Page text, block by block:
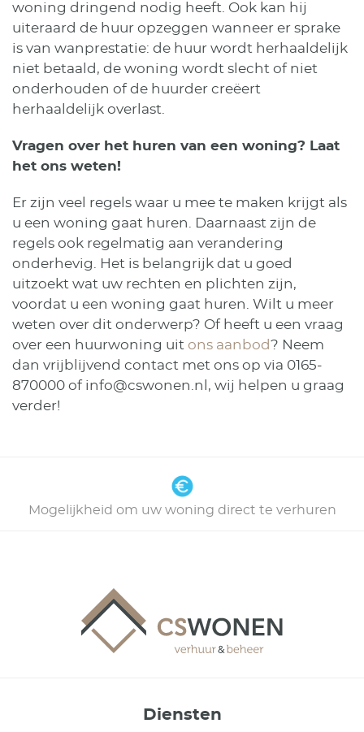
woning dringend nodig heeft. Ook kan hij
uiteraard de huur opzeggen wanneer er sprake
is van wanprestatie: de huur wordt herhaaldelijk
niet betaald, de woning wordt slecht of niet
onderhouden of de huurder creëert
herhaaldelijk overlast.
Vragen over het huren van een woning? Laat
het ons weten!
Er zijn veel regels waar u mee te maken krijgt als
u een woning gaat huren. Daarnaast zijn de
regels ook regelmatig aan verandering
onderhevig. Het is belangrijk dat u goed
uitzoekt wat uw rechten en plichten zijn,
voordat u een woning gaat huren. Wilt u meer
weten over dit onderwerp? Of heeft u een vraag
over een huurwoning uit ons aanbod? Neem
dan vrijblijvend contact met ons op via 0165-
870000 of info@cswonen.nl, wij helpen u graag
verder!
Mogelijkheid om uw woning direct te verhuren
Diensten